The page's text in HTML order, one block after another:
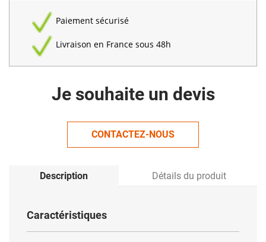
Paiement sécurisé
Livraison en France sous 48h
Je souhaite un devis
CONTACTEZ-NOUS
Description Détails du produit
Caractéristiques